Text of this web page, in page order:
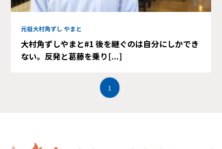
元祖大村角ずし やまと
大村角ずしやまと#1 後を継ぐのは自分にしかでき
ない。反発と葛藤を乗り[...]
1